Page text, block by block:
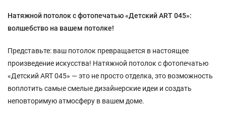
Натяжной потолок с фотопечатью «Детский ART 045»:
волшебство на вашем потолке!
Представьте: ваш потолок превращается в настоящее
произведение искусства! Натяжной потолок с фотопечатью
«Детский ART 045» — это не просто отделка, это возможность
воплотить самые смелые дизайнерские идеи и создать
неповторимую атмосферу в вашем доме.